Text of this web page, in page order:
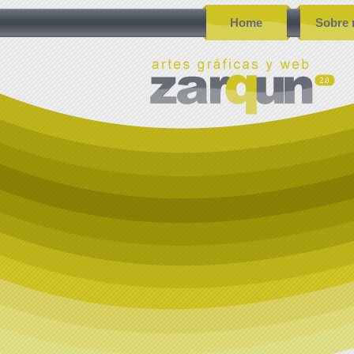
Home Sobre